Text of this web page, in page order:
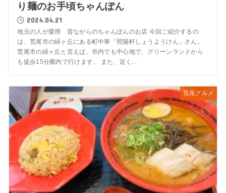
り麺のお手頃ちゃんぽん
2024.04.21
地元の人が愛用 昔ながらのちゃんぽんのお店 今回ご紹介するの
は、荒尾市の緑ヶ丘にある町中華「照陽軒しょうようけん」さん。
荒尾市の緑ヶ丘と言えば、市内でも中心地で、グリーンランドから
も徒歩15分圏内で行けます。 また、近く...
荒尾グルメ